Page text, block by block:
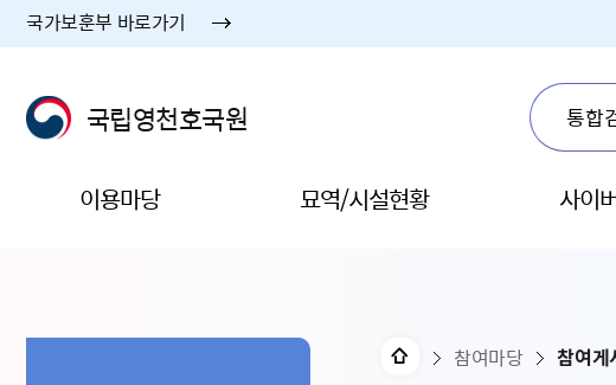
국가보훈부 바로가기
국립영천호국원
이용마당 묘역/시설현황 사이
참여마당 참여게